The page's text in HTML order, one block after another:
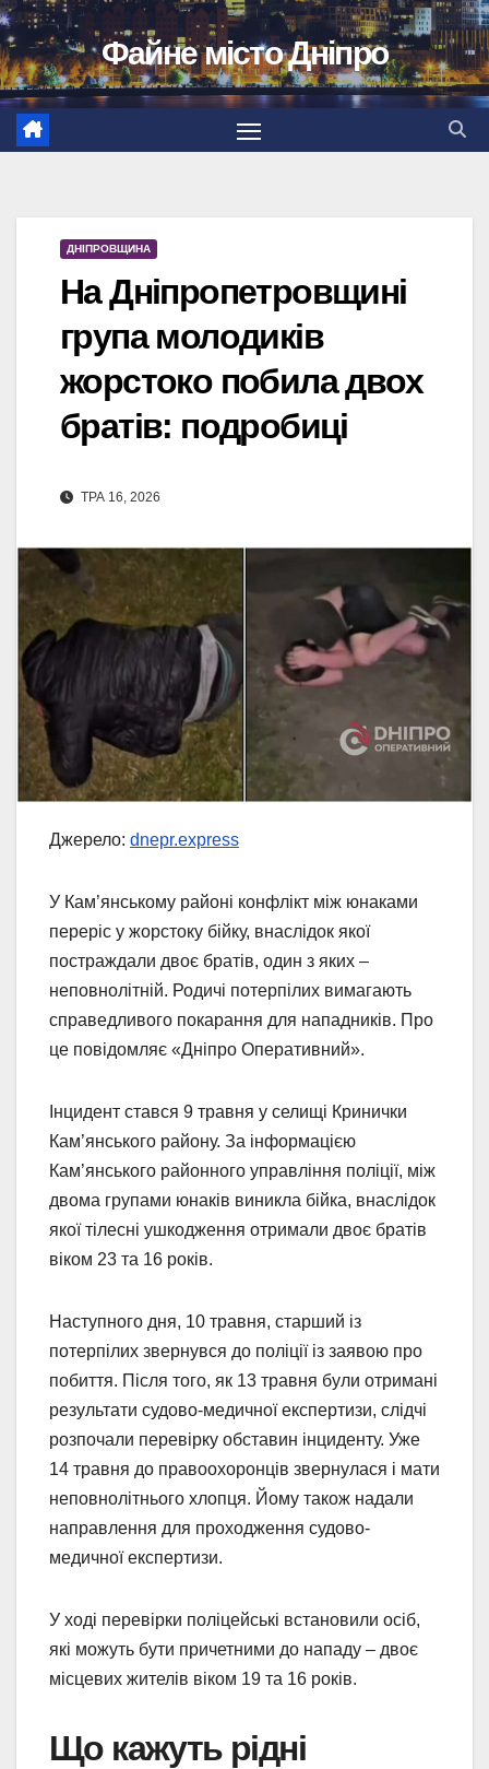
Перейти
до
вмісту
Файне місто Дніпро
ДНІПРОВЩИНА
На Дніпропетровщині
група молодиків
жорстоко побила двох
братів: подробиці
ТРА 16, 2026
Джерело: dnepr.express
У Кам’янському районі конфлікт між юнаками
переріс у жорстоку бійку, внаслідок якої
постраждали двоє братів, один з яких –
неповнолітній. Родичі потерпілих вимагають
справедливого покарання для нападників. Про
це повідомляє «Дніпро Оперативний».
Інцидент стався 9 травня у селищі Кринички
Кам’янського району. За інформацією
Кам’янського районного управління поліції, між
двома групами юнаків виникла бійка, внаслідок
якої тілесні ушкодження отримали двоє братів
віком 23 та 16 років.
Наступного дня, 10 травня, старший із
потерпілих звернувся до поліції із заявою про
побиття. Після того, як 13 травня були отримані
результати судово-медичної експертизи, слідчі
розпочали перевірку обставин інциденту. Уже
14 травня до правоохоронців звернулася і мати
неповнолітнього хлопця. Йому також надали
направлення для проходження судово-
медичної експертизи.
У ході перевірки поліцейські встановили осіб,
які можуть бути причетними до нападу – двоє
місцевих жителів віком 19 та 16 років.
Що кажуть рідні